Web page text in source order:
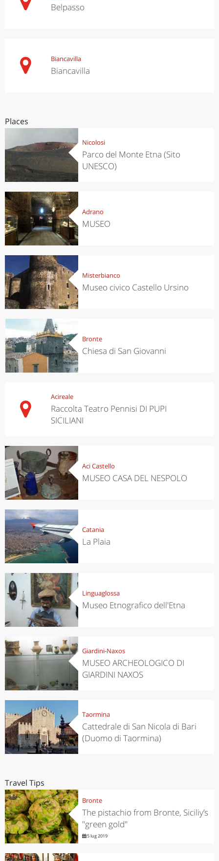
Belpasso
Biancavilla
Biancavilla
Places
Nicolosi
Parco del Monte Etna (Sito
UNESCO)
Adrano
MUSEO
Misterbianco
Museo civico Castello Ursino
Bronte
Chiesa di San Giovanni
Acireale
Raccolta Teatro Pennisi DI PUPI
SICILIANI
Aci Castello
MUSEO CASA DEL NESPOLO
Catania
La Plaia
Linguaglossa
Museo Etnografico dell'Etna
Giardini-Naxos
MUSEO ARCHEOLOGICO DI
GIARDINI NAXOS
Taormina
Cattedrale di San Nicola di Bari
(Duomo di Taormina)
Travel Tips
Bronte
The pistachio from Bronte, Siciliy’s
"green gold"
5 lug 2019